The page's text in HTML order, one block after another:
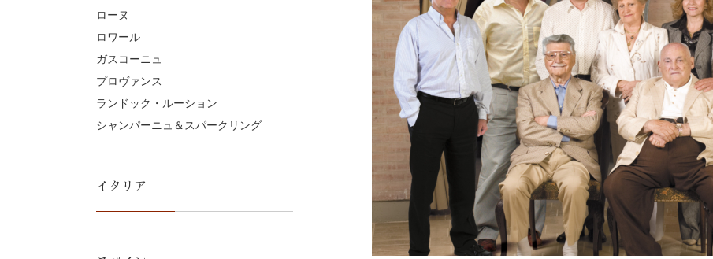
ローヌ
ロワール
ガスコーニュ
プロヴァンス
ランドック・ルーション
シャンパーニュ＆スパークリング
イタリア